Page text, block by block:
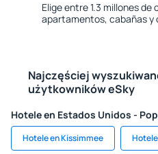
Elige entre 1.3 millones de
apartamentos, cabañas y
Najczęściej
użytkowników eSky
Hotele en Estados Unidos -
Hotele en Kissimmee